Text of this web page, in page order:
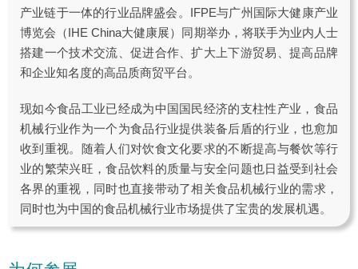
产业链于一体的行业品牌盛会。IFPE与广州国际大健康产业
博览会（IHE China大健康展）同期举办，将联手为业内人士
搭建一个技术交流、促进合作、扩大上下游贸易、提高品牌
和企业知名度的高品质商贸平台。
现如今食品工业已经成为中国国民经济的支柱性产业，食品
机械行业作为一个为食品行业提供装备后盾的行业，也愈加
收到重视。随着人们对饮食文化要求的不断提高与餐饮等行
业的繁荣兴旺，食品饮料的质量与安全问题也日益受到社会
各界的重视，同时也直接带动了相关食品机械行业的需求，
同时也为中国的食品机械行业市场提供了宝贵的发展机遇。